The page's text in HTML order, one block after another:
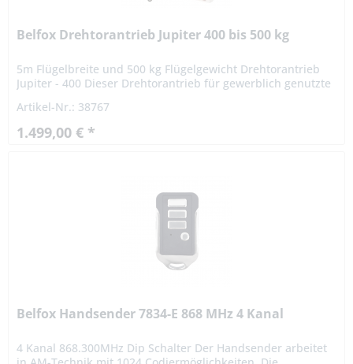
Belfox Drehtorantrieb Jupiter 400 bis 500 kg
5m Flügelbreite und 500 kg Flügelgewicht Drehtorantrieb
Jupiter - 400 Dieser Drehtorantrieb für gewerblich genutzte
gebaut....
Artikel-Nr.: 38767
1.499,00 € *
Belfox Handsender 7834-E 868 MHz 4 Kanal
4 Kanal 868.300MHz Dip Schalter Der Handsender arbeitet